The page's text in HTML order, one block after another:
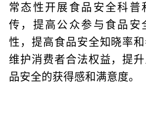
常态性 开展食品安全科普
传， 提高公众参与食品安
性， 提高食品安全知晓率
维护消费者合法权益，提
品安全的获得感和满意度。